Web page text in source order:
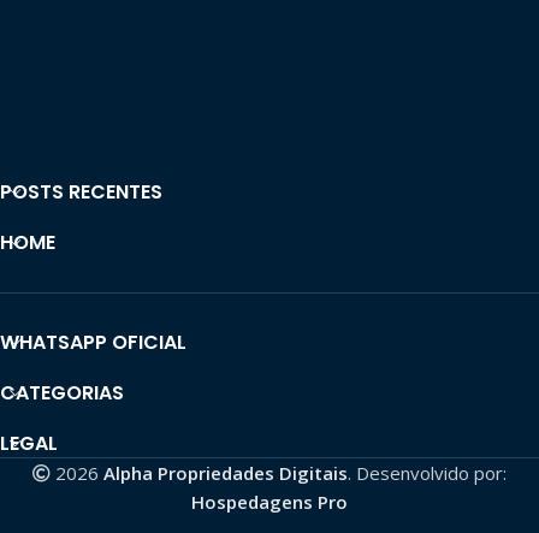
POSTS RECENTES
HOME
WHATSAPP OFICIAL
CATEGORIAS
LEGAL
2026 Alpha Propriedades Digitais. Desenvolvido por:
Hospedagens Pro